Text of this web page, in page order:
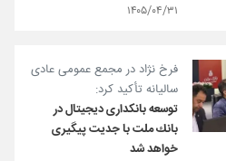
۱۴۰۵/۰۴/۳۱
فرخ نژاد در مجمع عمومی عادی
سالیانه تأكید كرد:
توسعه بانكداری دیجیتال در
بانك ملت با جدیت پیگیری
خواهد شد‌